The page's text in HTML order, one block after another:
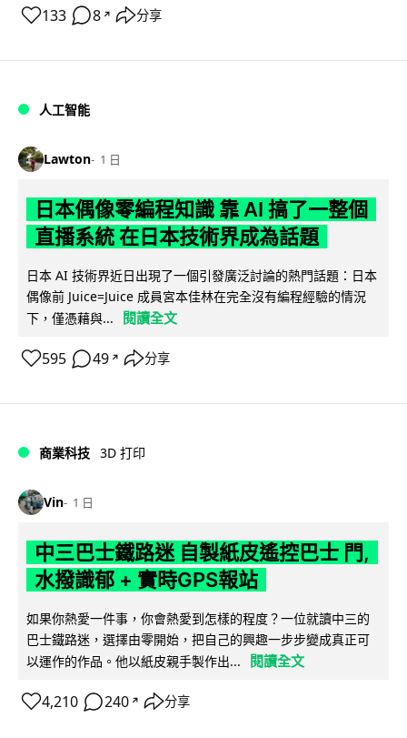
133 8 ↗ 分享
人工智能
Lawton 1 日
日本偶像零編程知識 靠 AI 搞了一整個
直播系統 在日本技術界成為話題
日本 AI 技術界近日出現了一個引發廣泛討論的熱門話題：日本
偶像前 Juice=Juice 成員宮本佳林在完全沒有編程經驗的情況
下，僅憑藉與...
閱讀全文
595 49 ↗ 分享
商業科技 3D 打印
Vin 1 日
中三巴士鐵路迷 自製紙皮遙控巴士 門,
水撥識郁 + 實時GPS報站
如果你熱愛一件事，你會熱愛到怎樣的程度？一位就讀中三的
巴士鐵路迷，選擇由零開始，把自己的興趣一步步變成真正可
以運作的作品。他以紙皮親手製作出...
閱讀全文
4,210 240 ↗ 分享